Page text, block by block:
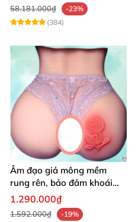
58.181.000₫
-23%
(384)
Âm đạo giả mông mềm
rung rên, bảo đảm khoái
cảm vượt trội
1.290.000₫
1.592.000₫
-19%